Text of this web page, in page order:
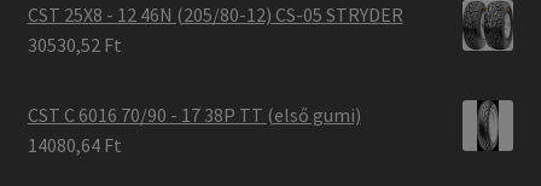
CST 25X8 - 12 46N (205/80-12) CS-05 STRYDER
30530,52 Ft
CST C 6016 70/90 - 17 38P TT (első gumi)
14080,64 Ft